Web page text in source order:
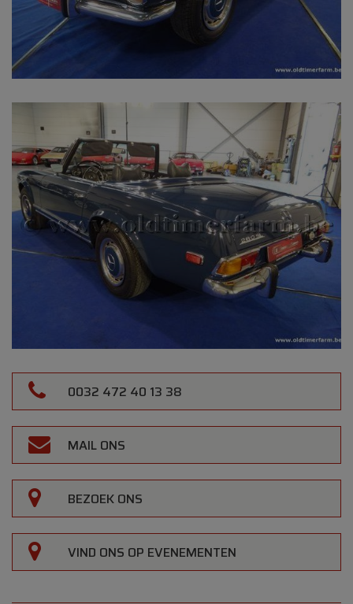
0032 472 40 13 38
MAIL ONS
BEZOEK ONS
VIND ONS OP EVENEMENTEN